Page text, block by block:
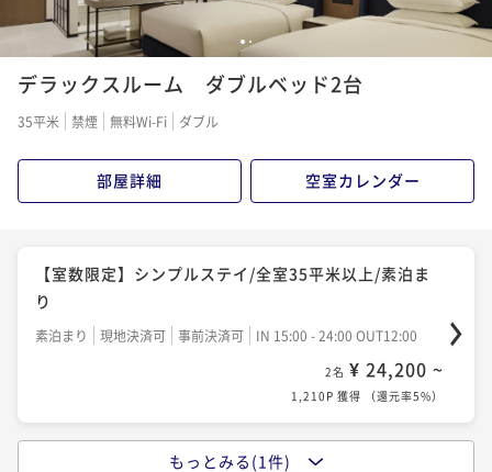
1 2
デラックスルーム ダブルベッド2台
35平米 禁煙 無料Wi-Fi ダブル
部屋詳細 空室カレンダー
【室数限定】シンプルステイ/全室35平米以上/素泊ま
り
素泊まり 現地決済可 事前決済可 IN 15:00 - 24:00 OUT12:00
2名 ¥ 24,200 ~
1,210P 獲得 （還元率5%）
もっとみる(1件)